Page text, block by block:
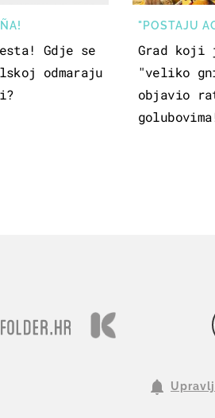
Gdje se
odmaraju
"POSTAJU
Grad koji
"veliko
objavio